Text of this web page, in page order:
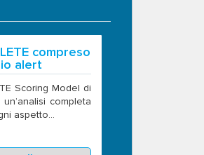
compreso
alert
Scoring Model di
completa
aspetto...